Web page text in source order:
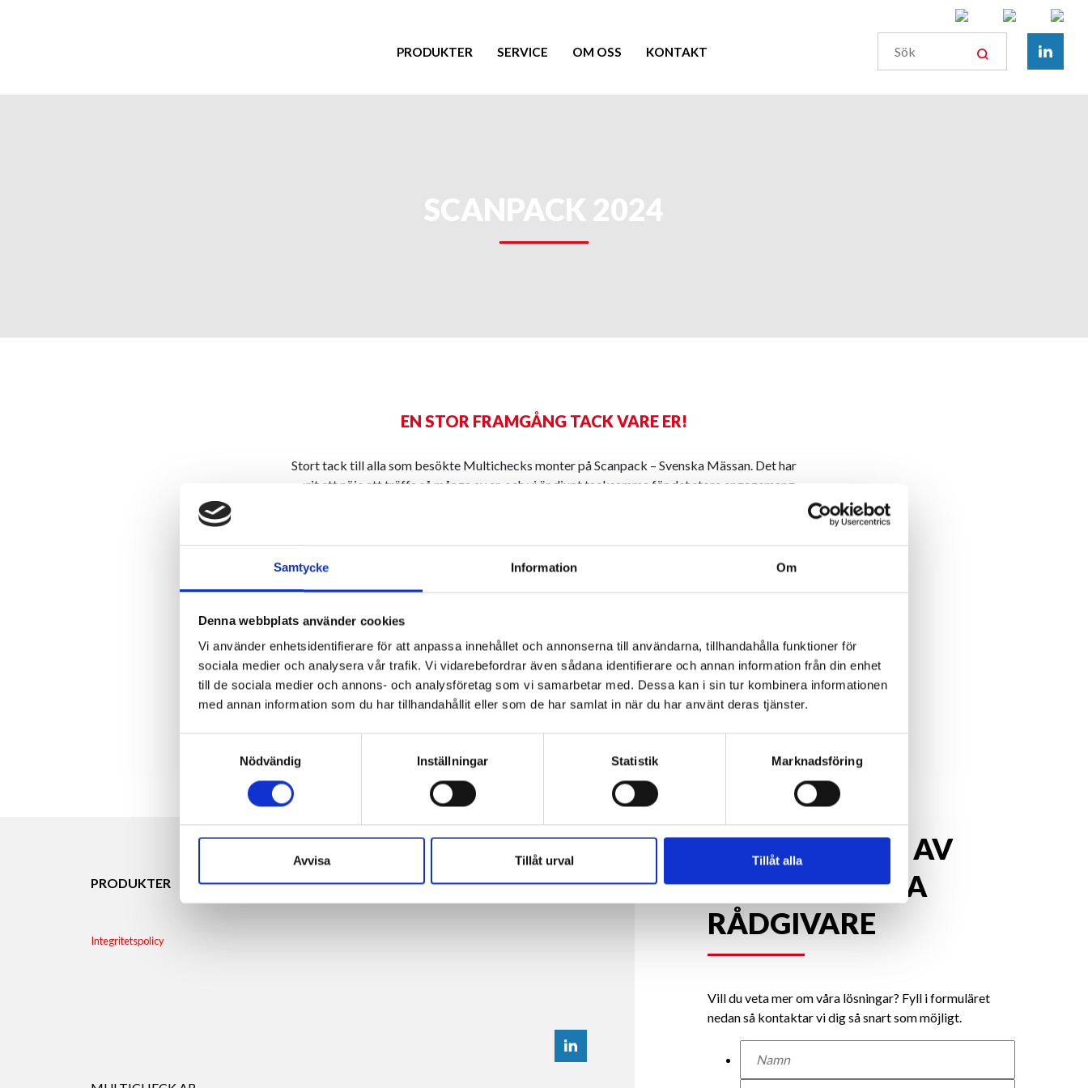
Samtycke Information Om
Denna webbplats använder cookies
Vi använder enhetsidentifierare för att anpassa innehållet och annonserna till användarna, tillhandahålla funktioner för
sociala medier och analysera vår trafik. Vi vidarebefordrar även sådana identifierare och annan information från din enhet
till de sociala medier och annons- och analysföretag som vi samarbetar med. Dessa kan i sin tur kombinera informationen
med annan information som du har tillhandahållit eller som de har samlat in när du har använt deras tjänster.
Nödvändig
Inställningar Statistik Marknadsföring
Avvisa Tillåt urval Tillåt alla
PRODUKTER SERVICE OM OSS KONTAKT
SCANPACK 2024
EN STOR FRAMGÅNG TACK VARE ER!
Stort tack till alla som besökte Multichecks monter på Scanpack – Svenska Mässan. Det har
varit ett nöje att träffa så många av er, och vi är djupt tacksamma för det stora engagemang
de möjligheter och idéer vi diskuterade med er. Multicheck-teamet ser fram emot att besöka
er, lära sig mer om era behov och tillsammans hitta nya sätt att optimera er produktion. Vårt
fokus är alltid på er framgång, och vi gläder oss över att kunna bidra med både kunskap och
Nedan har vi samlat en video med små glimtar från många av de spännande ögonblick som
skedde under mässan – vi hoppas att den ger en bra känsla för alla intryck och upplevelser vi
delade. Vi ser redan fram emot nästa gång vi ses!
PRODUKTER SERVICE OM OSS KARRIÄR KUNDREFERENSER
Integritetspolicy
BLI UPPRINGD AV
VÅRA DUKTIGA
RÅDGIVARE
Vill du veta mer om våra lösningar? Fyll i formuläret
nedan så kontaktar vi dig så snart som möjligt.